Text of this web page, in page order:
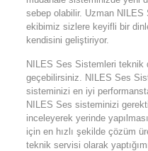
sebep olabilir. Uzman
ekibimiz sizlere keyifli bir
kendisini geliştiriyor.
NILES Ses Sistemleri
geçebilirsiniz. NILES Ses
sisteminizi en iyi
NILES Ses sisteminizi
inceleyerek yerinde
için en hızlı şekilde çözüm
teknik servisi olarak